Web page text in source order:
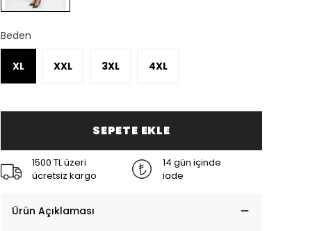
Beden
XL XXL 3XL 4XL
SEPETE EKLE
1500 TL üzeri
ücretsiz kargo
14 gün içinde
iade
Ürün Açıklaması